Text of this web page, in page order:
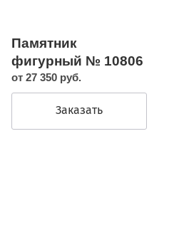
Памятник
фигурный № 10806
от 27 350 руб.
Заказать